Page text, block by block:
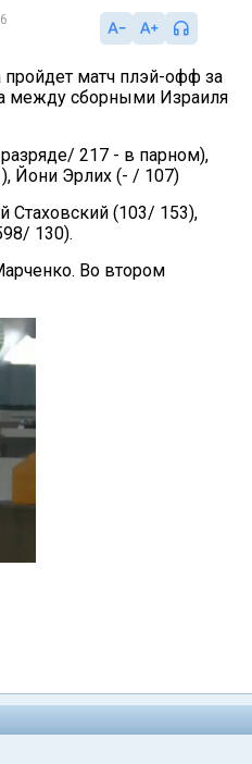
пройдет матч плэй-офф за
между сборными Израиля
217 - в парном),
Йони Эрлих (- / 107)
Стаховский (103/ 153),
130).
Во втором